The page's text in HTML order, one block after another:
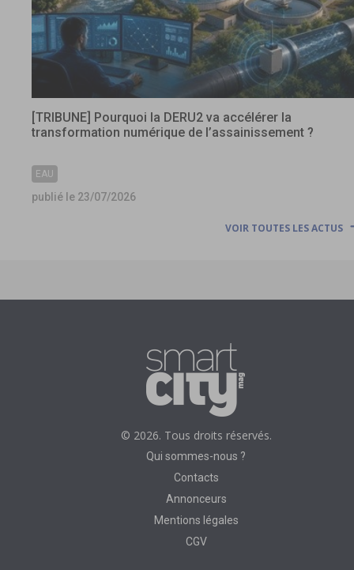
[TRIBUNE] Pourquoi la DERU2 va accélérer la
transformation numérique de l’assainissement ?
EAU
publié le 23/07/2026
VOIR TOUTES LES ACTUS
© 2026. Tous droits réservés.
Qui sommes-nous ?
Contacts
Annonceurs
Mentions légales
CGV